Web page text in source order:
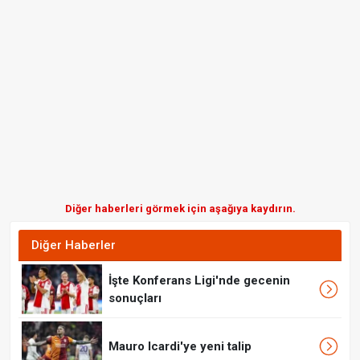
Diğer haberleri görmek için aşağıya kaydırın.
Diğer Haberler
İşte Konferans Ligi'nde gecenin
sonuçları
Mauro Icardi'ye yeni talip